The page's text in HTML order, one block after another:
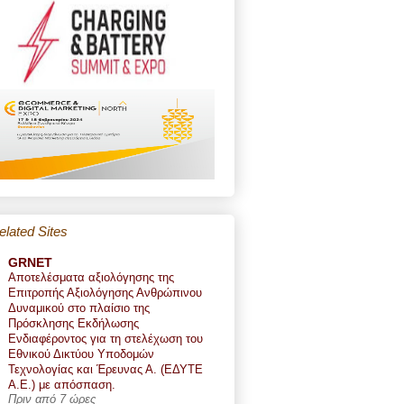
Sites
GRNET
Αποτελέσματα αξιολόγησης της
Επιτροπής Αξιολόγησης Ανθρώπινου
Δυναμικού στο πλαίσιο της
Πρόσκλησης Εκδήλωσης
Ενδιαφέροντος για τη στελέχωση του
Εθνικού Δικτύου Υποδομών
Τεχνολογίας και Έρευνας Α. (ΕΔΥΤΕ
Α.Ε.) με απόσπαση.
Πριν από 7 ώρες